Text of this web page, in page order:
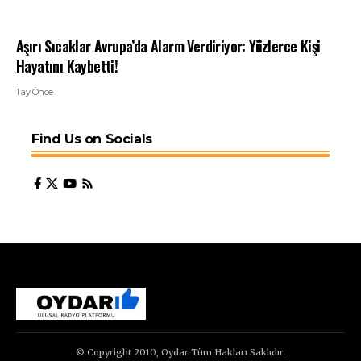
Aşırı Sıcaklar Avrupa’da Alarm Verdiriyor: Yüzlerce Kişi
Hayatını Kaybetti!
1 ay Önce
Find Us on Socials
© Copyright 2010, Oydar Tüm Hakları Saklıdır.